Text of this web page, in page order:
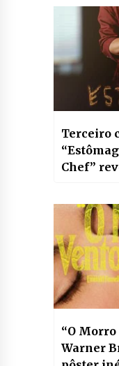
Terceiro
Chef”
“O Morro
Warner